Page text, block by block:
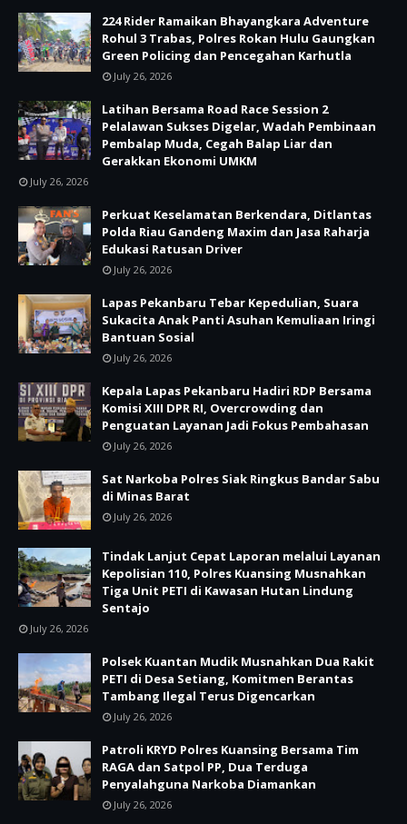
224 Rider Ramaikan Bhayangkara Adventure
Rohul 3 Trabas, Polres Rokan Hulu Gaungkan
Green Policing dan Pencegahan Karhutla
July 26, 2026
Latihan Bersama Road Race Session 2
Pelalawan Sukses Digelar, Wadah Pembinaan
Pembalap Muda, Cegah Balap Liar dan
Gerakkan Ekonomi UMKM
July 26, 2026
Perkuat Keselamatan Berkendara, Ditlantas
Polda Riau Gandeng Maxim dan Jasa Raharja
Edukasi Ratusan Driver
July 26, 2026
Lapas Pekanbaru Tebar Kepedulian, Suara
Sukacita Anak Panti Asuhan Kemuliaan Iringi
Bantuan Sosial
July 26, 2026
Kepala Lapas Pekanbaru Hadiri RDP Bersama
Komisi XIII DPR RI, Overcrowding dan
Penguatan Layanan Jadi Fokus Pembahasan
July 26, 2026
Sat Narkoba Polres Siak Ringkus Bandar Sabu
di Minas Barat
July 26, 2026
Tindak Lanjut Cepat Laporan melalui Layanan
Kepolisian 110, Polres Kuansing Musnahkan
Tiga Unit PETI di Kawasan Hutan Lindung
Sentajo
July 26, 2026
Polsek Kuantan Mudik Musnahkan Dua Rakit
PETI di Desa Setiang, Komitmen Berantas
Tambang Ilegal Terus Digencarkan
July 26, 2026
Patroli KRYD Polres Kuansing Bersama Tim
RAGA dan Satpol PP, Dua Terduga
Penyalahguna Narkoba Diamankan
July 26, 2026